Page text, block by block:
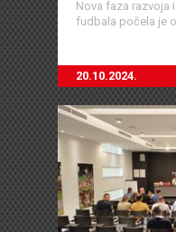
Nova faza razvoja
fudbala počela je
20.10.2024.